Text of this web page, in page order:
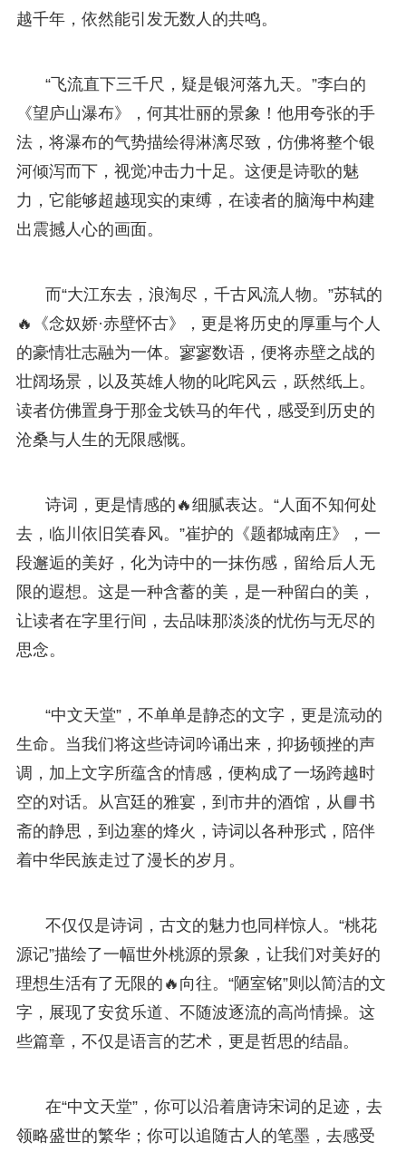
越千年，依然能引发无数人的共鸣。
“飞流直下三千尺，疑是银河落九天。”李白的
《望庐山瀑布》，何其壮丽的景象！他用夸张的手
法，将瀑布的气势描绘得淋漓尽致，仿佛将整个银
河倾泻而下，视觉冲击力十足。这便是诗歌的魅
力，它能够超越现实的束缚，在读者的脑海中构建
出震撼人心的画面。
而“大江东去，浪淘尽，千古风流人物。”苏轼的
🔥《念奴娇·赤壁怀古》，更是将历史的厚重与个人
的豪情壮志融为一体。寥寥数语，便将赤壁之战的
壮阔场景，以及英雄人物的叱咤风云，跃然纸上。
读者仿佛置身于那金戈铁马的年代，感受到历史的
沧桑与人生的无限感慨。
诗词，更是情感的🔥细腻表达。“人面不知何处
去，临川依旧笑春风。”崔护的《题都城南庄》，一
段邂逅的美好，化为诗中的一抹伤感，留给后人无
限的遐想。这是一种含蓄的美，是一种留白的美，
让读者在字里行间，去品味那淡淡的忧伤与无尽的
思念。
“中文天堂”，不单单是静态的文字，更是流动的
生命。当我们将这些诗词吟诵出来，抑扬顿挫的声
调，加上文字所蕴含的情感，便构成了一场跨越时
空的对话。从宫廷的雅宴，到市井的酒馆，从📘书
斋的静思，到边塞的烽火，诗词以各种形式，陪伴
着中华民族走过了漫长的岁月。
不仅仅是诗词，古文的魅力也同样惊人。“桃花
源记”描绘了一幅世外桃源的景象，让我们对美好的
理想生活有了无限的🔥向往。“陋室铭”则以简洁的文
字，展现了安贫乐道、不随波逐流的高尚情操。这
些篇章，不仅是语言的艺术，更是哲思的结晶。
在“中文天堂”，你可以沿着唐诗宋词的足迹，去
领略盛世的繁华；你可以追随古人的笔墨，去感受